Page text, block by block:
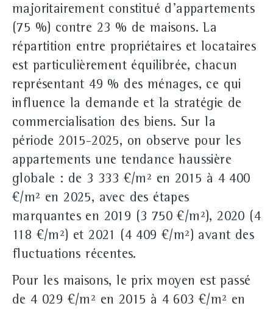
majoritairement constitué d'appartements
(75 %) contre 23 % de maisons. La
répartition entre propriétaires et locataires
est particulièrement équilibrée, chacun
représentant 49 % des ménages, ce qui
influence la demande et la stratégie de
commercialisation des biens. Sur la
période 2015‑2025, on observe pour les
appartements une tendance haussière
globale : de 3 333 €/m² en 2015 à 4 400
€/m² en 2025, avec des étapes
marquantes en 2019 (3 750 €/m²), 2020 (4
118 €/m²) et 2021 (4 409 €/m²) avant des
fluctuations récentes.
Pour les maisons, le prix moyen est passé
de 4 029 €/m² en 2015 à 4 603 €/m² en